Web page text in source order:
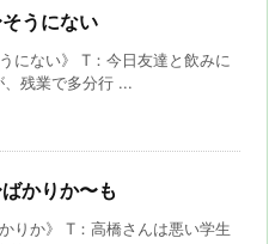
そうにない
にない》 T：今日友達と飲みに
残業で多分行 ...
かりか〜も
りか》 T：高橋さんは悪い学生